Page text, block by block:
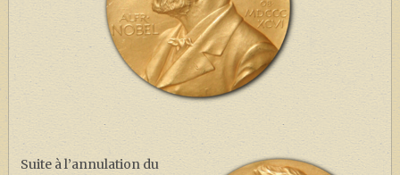
HARRY POTTER : LIVRES
BIOPICS DE HARRY POTTER
LES ANIMAUX FANTASTIQUES
ARTISANAT MOLDU
FANDOM
Suite à l’annulation du